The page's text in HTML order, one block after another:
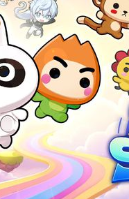
화·
정
뛸
씨]
아